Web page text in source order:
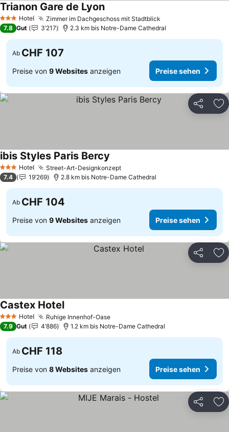
3 SterneHotel Zimmer im Dachgeschoss mit Stadtblick
Trianon Gare de LyonPreise sehen
7.8 Gut 3’217 2.3 km bis Notre-Dame Cathedral
Ab CHF 107
Preise von 9 Websites anzeigen Preise sehen
Teilen
3 SterneHotel Street-Art-DesignkonzeptPreise sehen
ibis Styles Paris Bercy
7.4 19’269 2.8 km bis Notre-Dame Cathedral
Ab CHF 104
Preise von 9 Websites anzeigen Preise sehen
Teilen
3 SterneHotel Ruhige Innenhof-OasePreise sehen
Castex HotelPreise sehen
7.9 Gut 4’886 1.2 km bis Notre-Dame Cathedral
Ab CHF 118
Preise von 8 Websites anzeigen Preise sehen
Teilen